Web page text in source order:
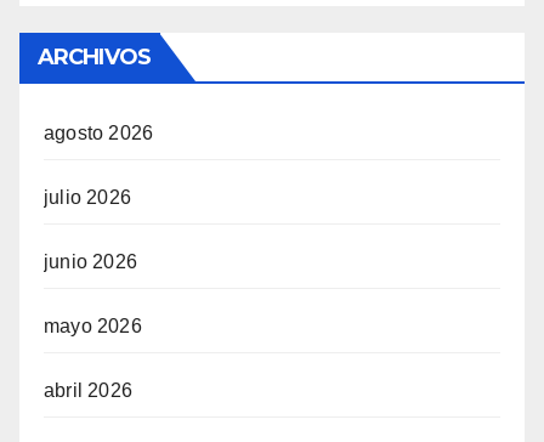
ARCHIVOS
agosto 2026
julio 2026
junio 2026
mayo 2026
abril 2026